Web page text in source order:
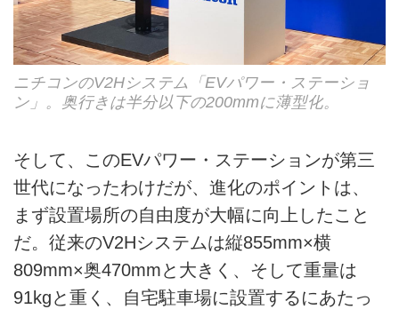
ニチコンのV2Hシステム「EVパワー・ステーショ
ン」。奥行きは半分以下の200mmに薄型化。
そして、このEVパワー・ステーションが第三
世代になったわけだが、進化のポイントは、
まず設置場所の自由度が大幅に向上したこと
だ。従来のV2Hシステムは縦855mm×横
809mm×奥470mmと大きく、そして重量は
91kgと重く、自宅駐車場に設置するにあたっ